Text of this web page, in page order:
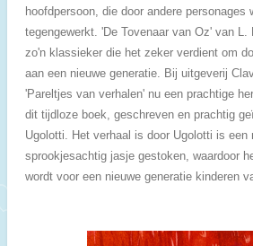
hoofdpersoon, die door andere personages
tegengewerkt. 'De Tovenaar van Oz' van
zo'n klassieker die het zeker verdient om
aan een nieuwe generatie. Bij uitgeverij
'Pareltjes van verhalen' nu een prachtige
dit tijdloze boek, geschreven en prachtig
Ugolotti. Het verhaal is door Ugolotti is een
sprookjesachtig jasje gestoken, waardoor
wordt voor een nieuwe generatie kinderen